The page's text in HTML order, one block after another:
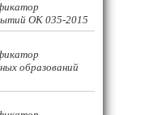
ОК 035-2015
образований